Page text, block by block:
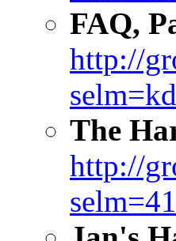
FAQ,
http://
The
http://